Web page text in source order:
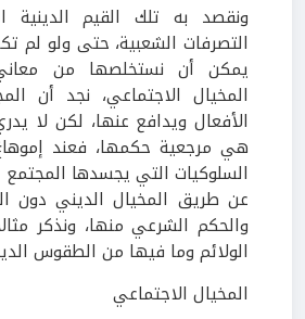
ونقصد به تلك القيم الدينية
التصرفات الشعبية، حتى ولو لم
يمكن أن نستخلصها من
المخيال الاجتماعي، نجد أن
الأفعال ويدافع عنها، لكن لا
هي مرجعية حكمها، فعند
السلوكيات التي يجسدها المجتمع
عن طريق المخيال الديني دون
والحكم الشرعي منها، ونذكر
الولائم وما فيها من الطقوس
المخيال الاجتماعي